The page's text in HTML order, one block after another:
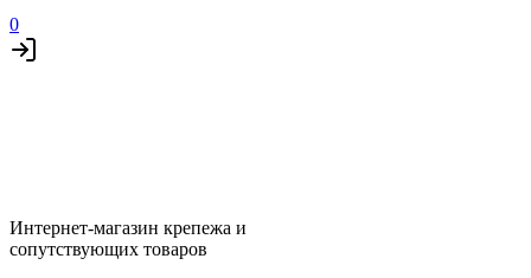
0
Интернет-магазин крепежа и
сопутствующих товаров